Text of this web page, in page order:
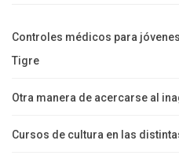
Controles médicos para
Tigre
Otra manera de acercarse al
Cursos de cultura en las